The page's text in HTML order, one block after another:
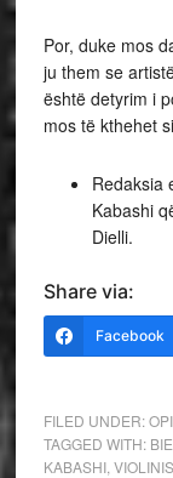
Por, duke mos
ju them se
është detyrim i
mos të kthehet
Redaksia
Kabashi
Dielli.
Share via:
Facebook
FILED UNDER:
TAGGED WITH:
KABASHI,